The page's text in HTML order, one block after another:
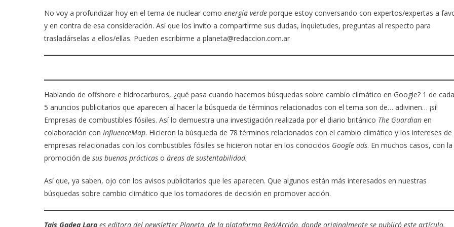
No voy a profundizar hoy en el tema de nuclear como energía verde porque estoy conversando con expertos/expertas a
y en contra de esa consideración. Así que los invito a compartirme sus dudas, inquietudes, preguntas al respecto para
trasladárselas a ellos/ellas. Pueden escribirme a planeta@redaccion.com.ar
Hablando de offshore e hidrocarburos, ¿qué pasa cuando hacemos búsquedas sobre cambio climático en Google? 1 de cada
5 anuncios publicitarios que aparecen al hacer la búsqueda de términos relacionados con el tema son de… adivinen… ¡sí!
Empresas de combustibles fósiles. Así lo demuestra una investigación realizada por el diario británico The Guardian en
colaboración con InfluenceMap. Hicieron la búsqueda de 78 términos relacionados con el cambio climático y los intereses de
empresas relacionadas con los combustibles fósiles se hicieron notar en los conocidos Google ads. En muchos casos, con la
promoción de sus buenas prácticas o áreas de sustentabilidad.
Así que, ya saben, ojo con los avisos publicitarios que les aparecen. Que algunos están más interesados en nuestras
búsquedas sobre cambio climático que los tomadores de decisión en promover acción.
Tais Gadea Lara es editora del newsletter Planeta, de la plataforma Red/Acción, donde originalmente se publicó este artículo.